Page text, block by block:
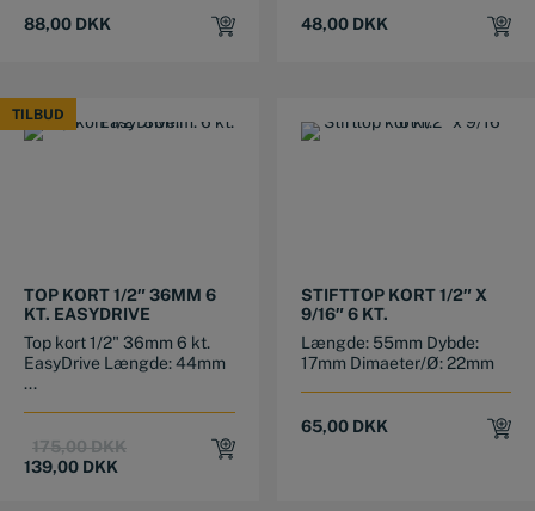
88,00 DKK 48,00 DKK
TILBUD
TILBUD
TOP KORT 1/2″ 36MM 6
KT. EASYDRIVE
Top kort 1/2" 36mm 6 kt.
EasyDrive Længde: 44mm
...
175,00DKKOriginal
139,00 DKK
Current
STIFTTOP KORT 1/2″ X
9/16″ 6 KT.
Længde: 55mm Dybde:
17mm Dimaeter/Ø: 22mm
65,00 DKK